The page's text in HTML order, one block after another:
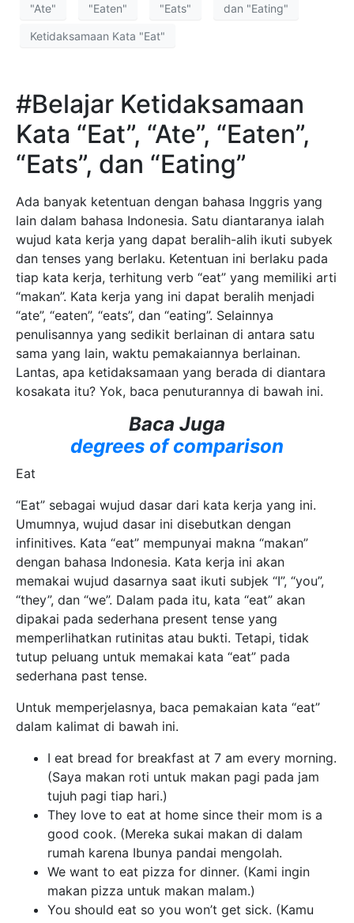
"Ate" "Eaten" "Eats" dan "Eating"
Ketidaksamaan Kata "Eat"
#Belajar Ketidaksamaan
Kata “Eat”, “Ate”, “Eaten”,
“Eats”, dan “Eating”
Ada banyak ketentuan dengan bahasa Inggris yang
lain dalam bahasa Indonesia. Satu diantaranya ialah
wujud kata kerja yang dapat beralih-alih ikuti subyek
dan tenses yang berlaku. Ketentuan ini berlaku pada
tiap kata kerja, terhitung verb “eat” yang memiliki arti
“makan”. Kata kerja yang ini dapat beralih menjadi
“ate”, “eaten”, “eats”, dan “eating”. Selainnya
penulisannya yang sedikit berlainan di antara satu
sama yang lain, waktu pemakaiannya berlainan.
Lantas, apa ketidaksamaan yang berada di diantara
kosakata itu? Yok, baca penuturannya di bawah ini.
Baca Juga
degrees of comparison
Eat
“Eat” sebagai wujud dasar dari kata kerja yang ini.
Umumnya, wujud dasar ini disebutkan dengan
infinitives. Kata “eat” mempunyai makna “makan”
dengan bahasa Indonesia. Kata kerja ini akan
memakai wujud dasarnya saat ikuti subjek “I”, “you”,
“they”, dan “we”. Dalam pada itu, kata “eat” akan
dipakai pada sederhana present tense yang
memperlihatkan rutinitas atau bukti. Tetapi, tidak
tutup peluang untuk memakai kata “eat” pada
sederhana past tense.
Untuk memperjelasnya, baca pemakaian kata “eat”
dalam kalimat di bawah ini.
I eat bread for breakfast at 7 am every morning.
(Saya makan roti untuk makan pagi pada jam
tujuh pagi tiap hari.)
They love to eat at home since their mom is a
good cook. (Mereka sukai makan di dalam
rumah karena Ibunya pandai mengolah.
We want to eat pizza for dinner. (Kami ingin
makan pizza untuk makan malam.)
You should eat so you won’t get sick. (Kamu